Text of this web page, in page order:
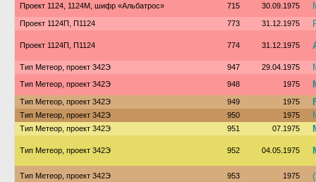
Проект 1124, 1124М, шифр «Альбатрос» 715 30.09.1975
Проект 1124П, П1124 773 31.12.1975
Проект 1124П, П1124 774 31.12.1975
Тип Метеор, проект 342Э 947 29.04.1975
Тип Метеор, проект 342Э 948 1975
Тип Метеор, проект 342Э 949 1975
Тип Метеор, проект 342Э 950 1975
Тип Метеор, проект 342Э 951 07.1975
Тип Метеор, проект 342Э 952 04.05.1975
Тип Метеор, проект 342Э 953 1975